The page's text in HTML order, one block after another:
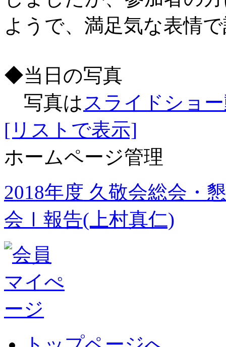
ようで、満足気な表情
◆当日の写真
写真は スライドショ
[リストで表示]
ホームページ管理
2018年度 久敬会総会・
会Ⅰ報告(上村真仁)